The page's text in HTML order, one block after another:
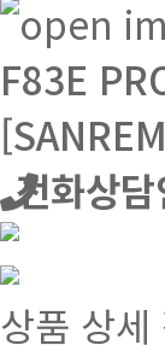
F83E
전화상
상품 상세